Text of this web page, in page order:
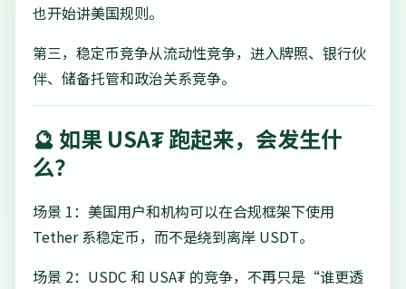
也开始讲美国规则。
第三，稳定币竞争从流动性竞争，进入牌照、银行伙
伴、储备托管和政治关系竞争。
🔮 如果 USA₮ 跑起来，会发生什
么？
场景 1：美国用户和机构可以在合规框架下使用
Tether 系稳定币，而不是绕到离岸 USDT。
场景 2：USDC 和 USA₮ 的竞争，不再只是“谁更透